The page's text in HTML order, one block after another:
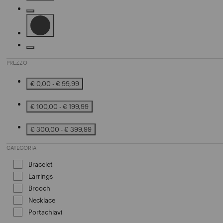
Affinamento in base a Colore: Silver
PREZZO
€ 0,00 - € 99,99
Affinamento in base a Prezzo: € 0,00 - € 99,99
€ 100,00 - € 199,99
Affinamento in base a Prezzo: € 100,00 - € 199,99
€ 300,00 - € 399,99
Affinamento in base a Prezzo: € 300,00 - € 399,99
CATEGORIA
Bracelet
EarringsAffinamento in base a Categoria: Earrings
Brooch
NecklaceAffinamento in base a Categoria: Necklace
PortachiaviAffinamento in base a Categoria: